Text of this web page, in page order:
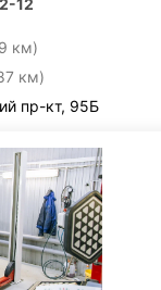
12
км)
км)
пр-кт, 95Б